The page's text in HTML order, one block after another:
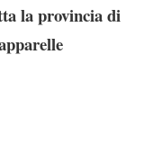
la provincia di